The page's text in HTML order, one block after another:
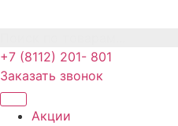
+7 (8112) 201- 801
Заказать звонок
Акции